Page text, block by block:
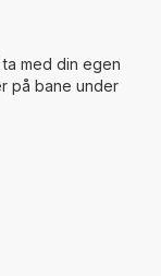
med din egen
på bane under